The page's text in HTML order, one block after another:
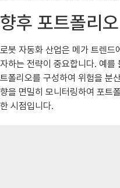
향후 포트폴리
로봇 자동화 산업은 메가 트렌
자하는 전략이 중요합니다. 예
트폴리오를 구성하여 위험을 분
향을 면밀히 모니터링하여 포트
한 시점입니다.